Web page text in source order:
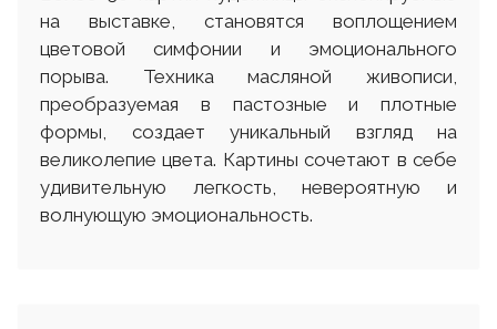
на выставке, становятся воплощением
цветовой симфонии и эмоционального
порыва. Техника масляной живописи,
преобразуемая в пастозные и плотные
формы, создает уникальный взгляд на
великолепие цвета. Картины сочетают в себе
удивительную легкость, невероятную и
волнующую эмоциональность.